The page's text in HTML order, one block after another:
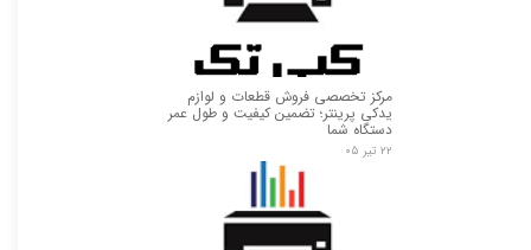
مرکز تخصصی فروش قطعات و لوازم
یدکی پرینتر؛ تضمین کیفیت و طول عمر
دستگاه شما
۲۲ تیر ۰۵